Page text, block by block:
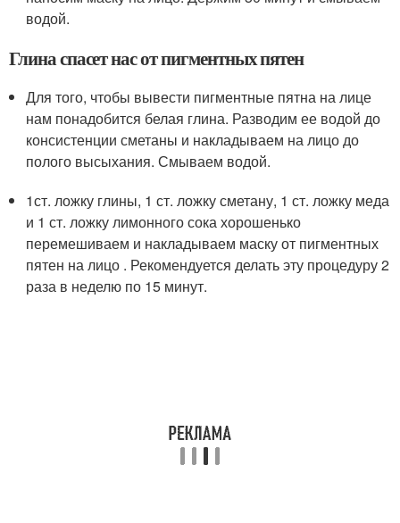
водой.
Глина спасет нас от пигментных пятен
Для того, чтобы вывести пигментные пятна на лице
нам понадобится белая глина. Разводим ее водой до
консистенции сметаны и накладываем на лицо до
полого высыхания. Смываем водой.
1ст. ложку глины, 1 ст. ложку сметану, 1 ст. ложку меда
и 1 ст. ложку лимонного сока хорошенько
перемешиваем и накладываем маску от пигментных
пятен на лицо . Рекомендуется делать эту процедуру 2
раза в неделю по 15 минут.